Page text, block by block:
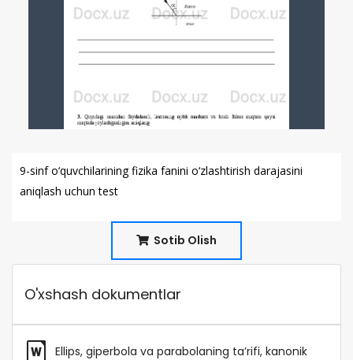
9-sinf o‘quvchilarining fizika fanini o‘zlashtirish darajasini
aniqlash uchun test
Sotib Olish
O'xshash dokumentlar
Ellips, giperbola va parabolaning ta’rifi, kanonik